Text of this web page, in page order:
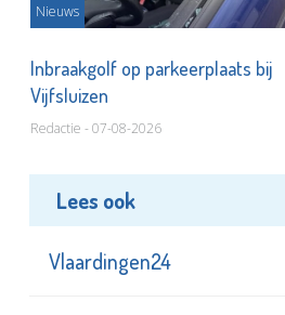
Nieuws
Inbraakgolf op parkeerplaats bij
Vijfsluizen
Redactie - 07-08-2026
Lees ook
Vlaardingen24